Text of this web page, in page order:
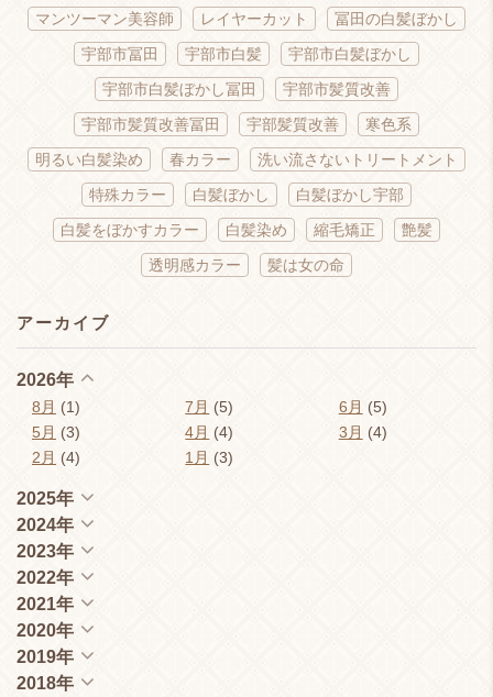
マンツーマン美容師
レイヤーカット
冨田の白髪ぼかし
宇部市冨田
宇部市白髪
宇部市白髪ぼかし
宇部市白髪ぼかし冨田
宇部市髪質改善
宇部市髪質改善冨田
宇部髪質改善
寒色系
明るい白髪染め
春カラー
洗い流さないトリートメント
特殊カラー
白髪ぼかし
白髪ぼかし宇部
白髪をぼかすカラー
白髪染め 縮毛矯正
艶髪
透明感カラー
髪は女の命
アーカイブ
2026年
8月 (1) 7月 (5) 6月 (5)
5月 (3) 4月 (4) 3月 (4)
2月 (4) 1月 (3)
2025年
2024年
2023年
2022年
2021年
2020年
2019年
2018年